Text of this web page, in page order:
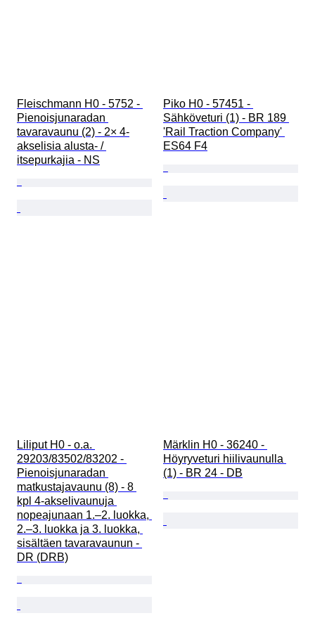
Fleischmann H0 - 5752 -
Pienoisjunaradan
tavaravaunu (2) - 2× 4-
akselisia alusta- /
itsepurkajia - NS
Piko H0 - 57451 -
Sähköveturi (1) - BR 189
'Rail Traction Company'
ES64 F4
Liliput H0 - o.a.
29203/83502/83202 -
Pienoisjunaradan
matkustajavaunu (8) - 8
kpl 4-akselivaunuja
nopeajunaan 1.–2. luokka,
2.–3. luokka ja 3. luokka,
sisältäen tavaravaunun -
DR (DRB)
Märklin H0 - 36240 -
Höyryveturi hiilivaunulla
(1) - BR 24 - DB